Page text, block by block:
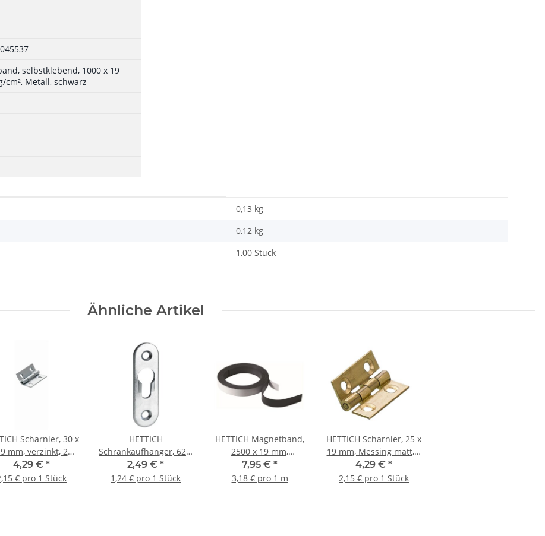
selbstklebend, 1000 x 19
cm², Metall, schwarz
0,13 kg
0,12 kg
1,00 Stück
Ähnliche Artikel
Scharnier, 30 x
mm, verzinkt, 2
Stück
4,29 € *
€ pro 1 Stück
HETTICH
Schrankaufhänger, 62 x
19 mm, verzinkt, 2
Stück
2,49 € *
1,24 € pro 1 Stück
HETTICH Magnetband,
2500 x 19 mm,
selbstklebend
7,95 € *
3,18 € pro 1 m
HETTICH Scharnier, 25 x
19 mm, Messing matt, 2
Stück
4,29 € *
2,15 € pro 1 Stück